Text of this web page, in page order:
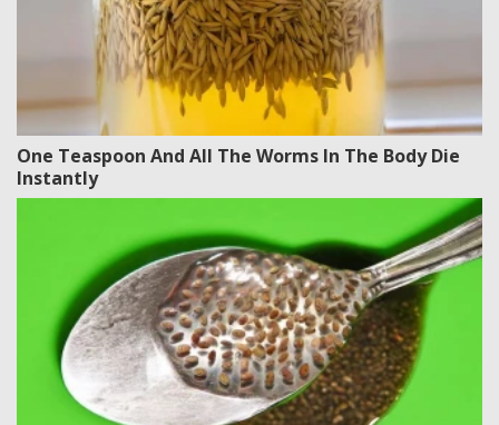
One Teaspoon And All The Worms In The Body Die
Instantly